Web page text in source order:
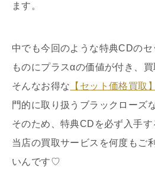
ます。
中でも今回のような特典CDの
ものにプラスαの価値が付き、
そんなお得な 【セット価格買取】
門的に取り扱うブラックローズ
そのため、特典CDを必ず入手す
当店の買取サービスを何度もご
いんです♡